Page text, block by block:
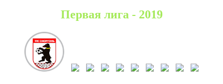
Первая лига - 2019